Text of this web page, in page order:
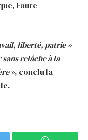
Faure
liberté, patrie »
relâche à la
», conclu la